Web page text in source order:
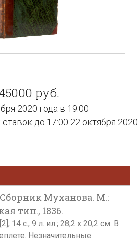
руб.
2020 года в 19:00
до 17:00 22 октября 2020
Муханова. М.:
тип., 1836.
14 с., 9 л. ил.; 28,2 x 20,2 см. В
Незначительные